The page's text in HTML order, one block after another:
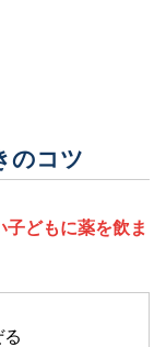
のコツ
どもに薬を飲ま